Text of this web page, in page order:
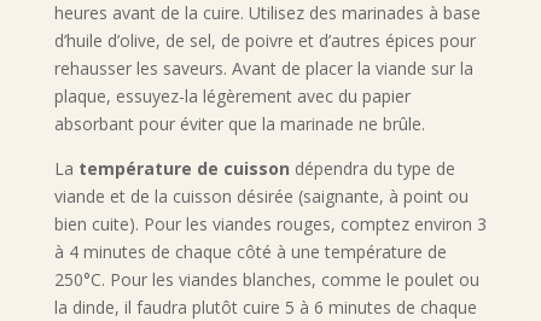
heures avant de la cuire. Utilisez des marinades à base
d’huile d’olive, de sel, de poivre et d’autres épices pour
rehausser les saveurs. Avant de placer la viande sur la
plaque, essuyez-la légèrement avec du papier
absorbant pour éviter que la marinade ne brûle.
La température de cuisson dépendra du type de
viande et de la cuisson désirée (saignante, à point ou
bien cuite). Pour les viandes rouges, comptez environ 3
à 4 minutes de chaque côté à une température de
250°C. Pour les viandes blanches, comme le poulet ou
la dinde, il faudra plutôt cuire 5 à 6 minutes de chaque